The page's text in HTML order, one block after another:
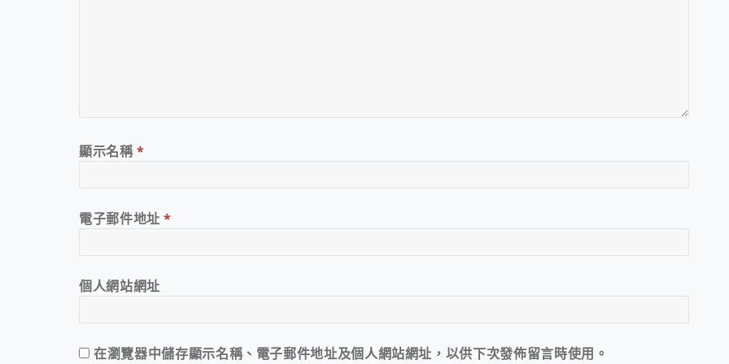
顯示名稱*
電子郵件地址*
個人網站網址
在瀏覽器中儲存顯示名稱、電子郵件地址及個人網站網址，以供下次發佈留言時使用。